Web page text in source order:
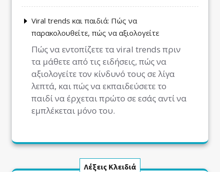
Viral trends και παιδιά: Πώς να
παρακολουθείτε, πώς να αξιολογείτε
Πώς να εντοπίζετε τα viral trends πριν
τα μάθετε από τις ειδήσεις, πώς να
αξιολογείτε τον κίνδυνό τους σε λίγα
λεπτά, και πώς να εκπαιδεύσετε το
παιδί να έρχεται πρώτο σε εσάς αντί να
εμπλέκεται μόνο του.
Λέξεις Κλειδιά